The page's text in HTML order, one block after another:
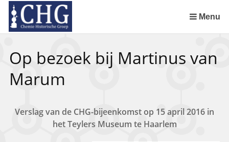
links
over
naar
de
inhoud
het
Menu
Op bezoek bij Martinus van
Marum
Verslag van de CHG-bijeenkomst op 15 april 2016 in
het Teylers Museum te Haarlem